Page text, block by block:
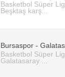
Basketbol Süper
Beşktaş karş...
Bursaspor -
Basketbol Süper
Galatasaray ...